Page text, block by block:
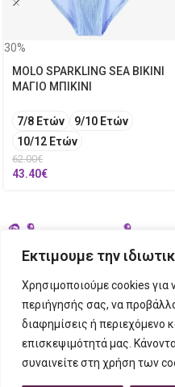
Εκτιμουμε την
Χρησιμοποιούμε cookies για
περιήγησής σας, να
διαφημίσεις ή περιεχόμενο
επισκεψιμότητά μας.
συναινείτε στη χρήση των
30%
MOLO SPARKLING SEA BIKINI
ΜΑΓΙΟ ΜΠΙΚΙΝΙ
7/8 Ετών
9/10 Ετών
10/12 Ετών
62.00€
43.40€
ΣΤΟΙΧΕΙΑ ΕΠΙΚΟΙΝΩΝΙΑΣ
ΠΛΗΡΟΦΟΡΙΕΣ